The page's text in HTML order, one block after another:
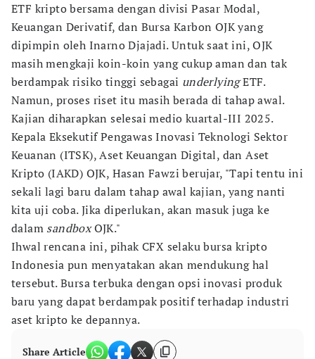
ETF kripto bersama dengan divisi Pasar Modal,
Keuangan Derivatif, dan Bursa Karbon OJK yang
dipimpin oleh Inarno Djajadi. Untuk saat ini, OJK
masih mengkaji koin-koin yang cukup aman dan tak
berdampak risiko tinggi sebagai underlyingETF.
Namun, proses riset itu masih berada di tahap awal.
Kajian diharapkan selesai medio kuartal-III 2025.
Kepala Eksekutif Pengawas Inovasi Teknologi Sektor
Keuanan (ITSK), Aset Keuangan Digital, dan Aset
Kripto (IAKD) OJK, Hasan Fawzi berujar, "Tapi tentu ini
sekali lagi baru dalam tahap awal kajian, yang nanti
kita uji coba. Jika diperlukan, akan masuk juga ke
dalam sandboxOJK."
Ihwal rencana ini, pihak CFX selaku bursa kripto
Indonesia pun menyatakan akan mendukung hal
tersebut. Bursa terbuka dengan opsi inovasi produk
baru yang dapat berdampak positif terhadap industri
aset kripto ke depannya.
Share Article